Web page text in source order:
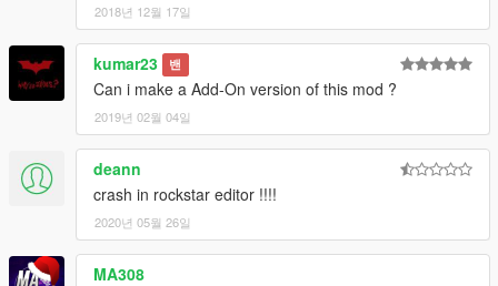
2018년 12월 17일
kumar23 밴
Can i make a Add-On version of this mod ?
2019년 02월 04일
deann
crash in rockstar editor !!!!
2020년 05월 26일
MA308